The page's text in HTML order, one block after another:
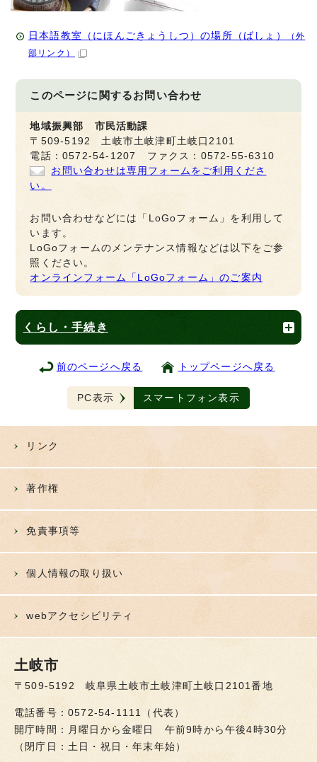
日本語教室（にほんごきょうしつ）の場所（ばしょ）
（外
部リンク）
このページに関するお問い合わせ
地域振興部 市民活動課
〒509-5192 土岐市土岐津町土岐口2101
電話：0572-54-1207 ファクス：0572-55-6310
お問い合わせは専用フォームをご利用くださ
い。
お問い合わせなどには「LoGoフォーム」を利用して
います。
LoGoフォームのメンテナンス情報などは以下をご参
照ください。
オンラインフォーム「LoGoフォーム」のご案内
くらし・手続き
前のページへ戻る トップページへ戻る
PC表示 スマートフォン表示
リンク
著作権
免責事項等
個人情報の取り扱い
webアクセシビリティ
土岐市
〒509-5192 岐阜県土岐市土岐津町土岐口2101番地
電話番号：0572-54-1111（代表）
開庁時間：月曜日から金曜日 午前9時から午後4時30分
（閉庁日：土日・祝日・年末年始）